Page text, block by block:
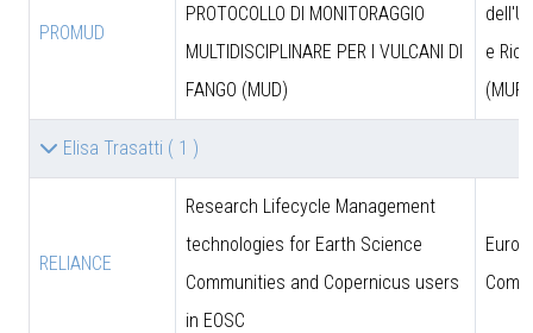
PROMUD
PROTOCOLLO DI MONITORAGGIO
MULTIDISCIPLINARE PER I VULCANI DI
FANGO (MUD)
e
(MUR)
Elisa Trasatti ( 1 )
RELIANCE
Research Lifecycle Management
technologies for Earth Science
Communities and Copernicus users
in EOSC